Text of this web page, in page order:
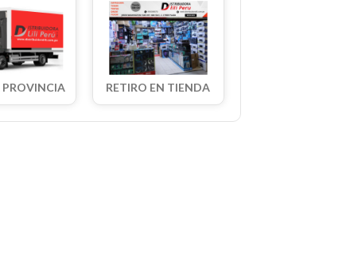
PROVINCIA RETIRO EN TIENDA